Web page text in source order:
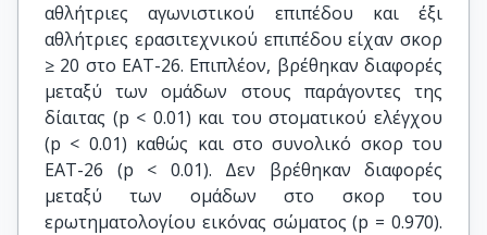
αθλήτριες αγωνιστικού επιπέδου και έξι
αθλήτριες ερασιτεχνικού επιπέδου είχαν σκορ
≥ 20 στο ΕΑΤ-26. Επιπλέον, βρέθηκαν διαφορές
μεταξύ των ομάδων στους παράγοντες της
δίαιτας (p < 0.01) και του στοματικού ελέγχου
(p < 0.01) καθώς και στο συνολικό σκορ του
ΕΑΤ-26 (p < 0.01). Δεν βρέθηκαν διαφορές
μεταξύ των ομάδων στο σκορ του
ερωτηματολογίου εικόνας σώματος (p = 0.970).